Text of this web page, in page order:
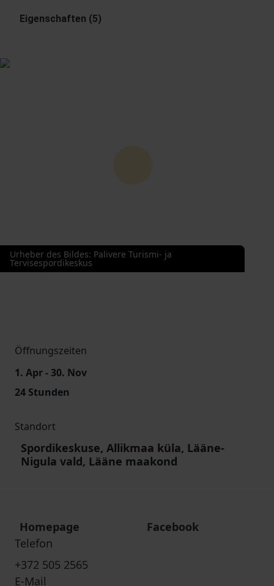
Eigenschaften (5)
Urheber des Bildes: Palivere Turismi- ja
Tervisespordikeskus
Öffnungszeiten
1. Apr - 30. Nov
24 Stunden
Standort
Spordikeskuse, Allikmaa küla, Lääne-
Nigula vald, Lääne maakond
Homepage
Facebook
Telefon
+372 505 2565
E-Mail